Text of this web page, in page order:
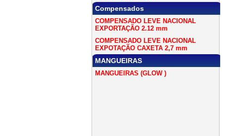
Compensados
COMPENSADO LEVE NACIONAL
EXPORTAÇÃO 2.12 mm
COMPENSADO LEVE NACIONAL
EXPOTAÇÃO CAXETA 2,7 mm
MANGUEIRAS
MANGUEIRAS (GLOW )